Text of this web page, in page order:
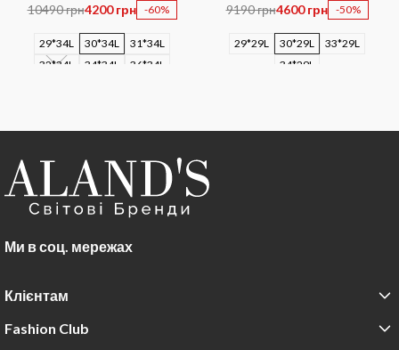
10490 грн4200 грн -60%
29*34L 30*34L
31*34L
32*34L
34*34L 36*34L
9190 грн4600 грн -50%
29*29L 30*29L
33*29L
34*29L
Ми в соц. мережах
Клієнтам
Fashion Club